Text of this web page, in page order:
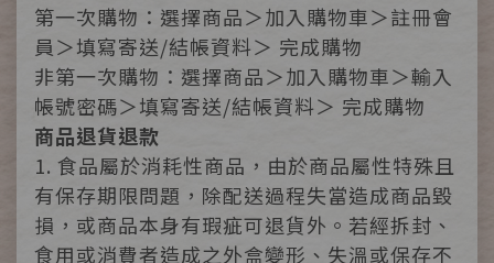
第一次購物：選擇商品＞加入購物車＞註冊會
員＞填寫寄送/結帳資料＞ 完成購物
非第一次購物：選擇商品＞加入購物車＞輸入
帳號密碼＞填寫寄送/結帳資料＞ 完成購物
商品退貨退款
1. 食品屬於消耗性商品，由於商品屬性特殊且
有保存期限問題，除配送過程失當造成商品毀
損，或商品本身有瑕疵可退貨外。若經拆封、
食用或消費者造成之外盒變形、失溫或保存不